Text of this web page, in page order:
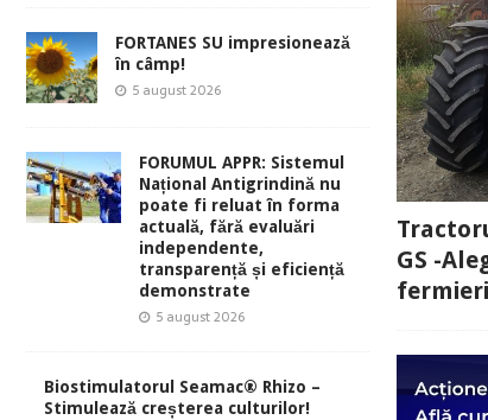
FORTANES SU impresionează
în câmp!
5 august 2026
FORUMUL APPR: Sistemul
Național Antigrindină nu
poate fi reluat în forma
actuală, fără evaluări
independente,
transparență și eficiență
demonstrate
5 august 2026
Biostimulatorul Seamac® Rhizo –
Stimulează creșterea culturilor!
GS -